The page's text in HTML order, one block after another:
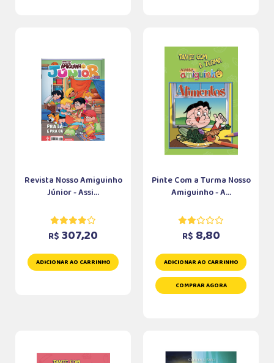
Revista Nosso Amiguinho
Júnior - Assi...
R$ 307,20
ADICIONAR AO CARRINHO
Pinte Com a Turma Nosso
Amiguinho - A...
R$ 8,80
ADICIONAR AO CARRINHO
COMPRAR AGORA